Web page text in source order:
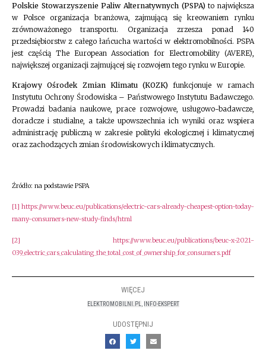
Polskie Stowarzyszenie Paliw Alternatywnych (PSPA) to największa
w Polsce organizacja branżowa, zajmującą się kreowaniem rynku
zrównoważonego transportu. Organizacja zrzesza ponad 140
przedsiębiorstw z całego łańcucha wartości w elektromobilności. PSPA
jest częścią The European Association for Electromobility (AVERE),
największej organizacji zajmującej się rozwojem tego rynku w Europie.
Krajowy Ośrodek Zmian Klimatu (KOZK) funkcjonuje w ramach
Instytutu Ochrony Środowiska – Państwowego Instytutu Badawczego.
Prowadzi badania naukowe, prace rozwojowe, usługowo-badawcze,
doradcze i studialne, a także upowszechnia ich wyniki oraz wspiera
administrację publiczną w zakresie polityki ekologicznej i klimatycznej
oraz zachodzących zmian środowiskowych i klimatycznych.
Źródło: na podstawie PSPA
[1] https://www.beuc.eu/publications/electric-cars-already-cheapest-option-today-
many-consumers-new-study-finds/html
[2]
https://www.beuc.eu/publications/beuc-x-2021-
039_electric_cars_calculating_the_total_cost_of_ownership_for_consumers.pdf
WIĘCEJ
ELEKTROMOBILNI.PL, INFO-EKSPERT
UDOSTĘPNIJ